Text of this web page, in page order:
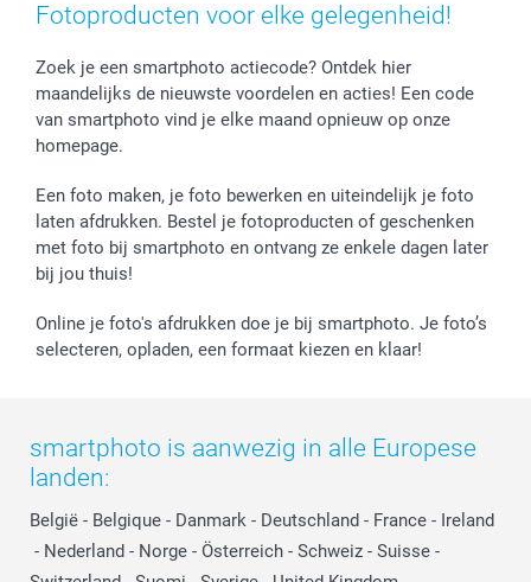
Fotoproducten voor elke gelegenheid!
Zoek je een smartphoto actiecode? Ontdek hier
maandelijks de nieuwste voordelen en acties! Een code
van smartphoto vind je elke maand opnieuw op onze
homepage.
Een foto maken, je foto bewerken en uiteindelijk je foto
laten afdrukken. Bestel je fotoproducten of geschenken
met foto bij smartphoto en ontvang ze enkele dagen later
bij jou thuis!
Online je foto's afdrukken doe je bij smartphoto. Je foto’s
selecteren, opladen, een formaat kiezen en klaar!
smartphoto is aanwezig in alle Europese
landen:
België - Belgique - Danmark - Deutschland - France - Ireland
- Nederland - Norge - Österreich - Schweiz - Suisse -